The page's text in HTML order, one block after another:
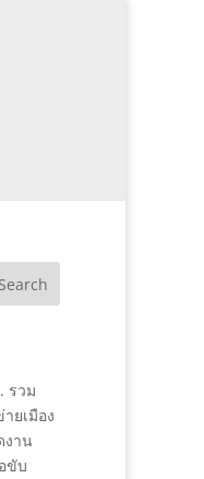
Search
รวม
ยเมือง
งาน
ขับ